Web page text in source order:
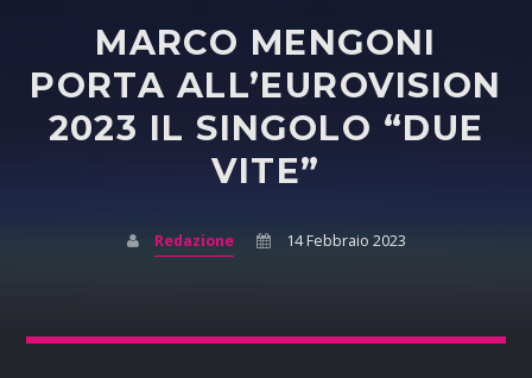
MARCO MENGONI
PORTA ALL’EUROVISION
2023 IL SINGOLO “DUE
VITE”
Redazione 14 Febbraio 2023